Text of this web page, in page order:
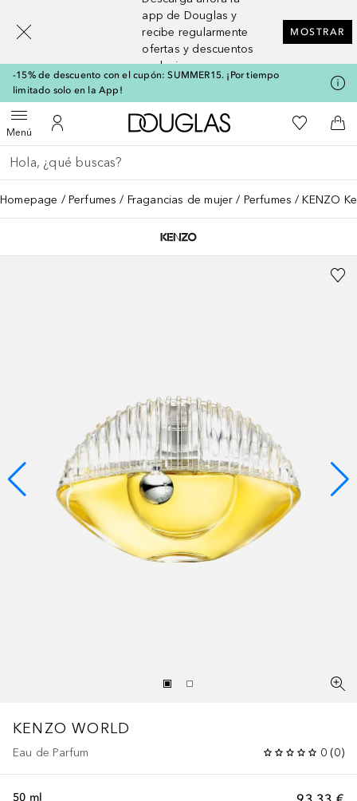
app de Douglas y
recibe regularmente
ofertas y descuentos
exclusivos
MOSTRAR
-15% de descuento con el cupón: SUMMER15. ¡Por tiempo
limitado solo en la App!
MenúAbrir menúMi cuenta
A Douglas HomeMi lista de
A
Regresar
Ejecutar búsqueda
Homepage Perfumes Fragancias de mujer Perfumes KENZO
KENZO WORLD
Eau de Parfum 0 (0)
50 ml
[navigation.slideout.screenreader]